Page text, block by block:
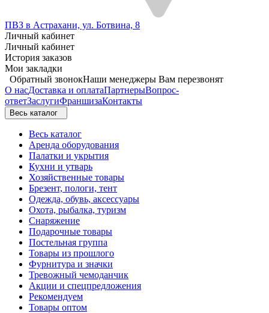
ПВЗ в Астрахани, ул. Ботвина, 8
Личный кабинет
Личный кабинет
История заказов
Мои закладки
Обратный звонокНаши менеджеры Вам перезвонят
О насДоставка и оплатаПартнерыВопрос-
ответЗаслугиФраншизаКонтакты
Весь каталог
Весь каталог
Аренда оборудования
Палатки и укрытия
Кухни и утварь
Хозяйственные товары
Брезент, пологи, тент
Одежда, обувь, аксессуары
Охота, рыбалка, туризм
Снаряжение
Подарочные товары
Постельная группа
Товары из прошлого
Фурнитура и значки
Тревожный чемоданчик
Акции и спецпредложения
Рекомендуем
Товары оптом